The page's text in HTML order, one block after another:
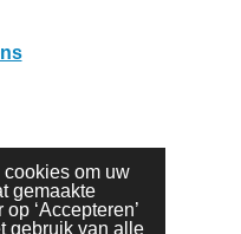
om uw
gemaakte
‘Accepteren’
gebruik van alle
klamczynski.nl